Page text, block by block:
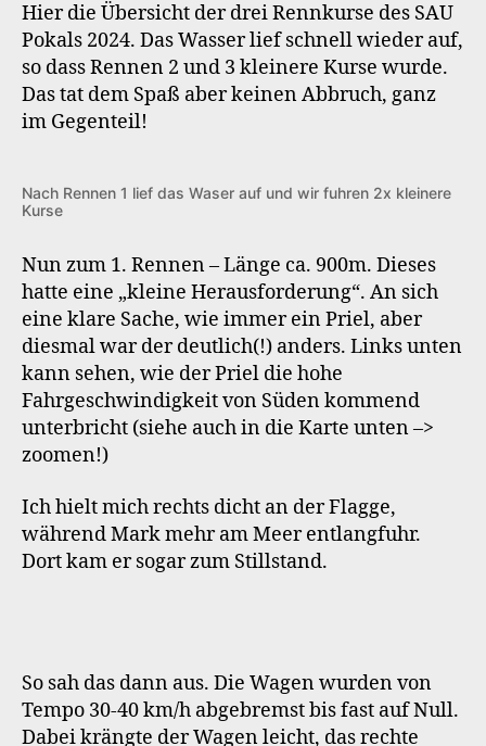
Hier die Übersicht der drei Rennkurse des SAU
Pokals 2024. Das Wasser lief schnell wieder auf,
so dass Rennen 2 und 3 kleinere Kurse wurde.
Das tat dem Spaß aber keinen Abbruch, ganz
im Gegenteil!
Nach Rennen 1 lief das Waser auf und wir fuhren 2x kleinere
Kurse
Nun zum 1. Rennen – Länge ca. 900m. Dieses
hatte eine „kleine Herausforderung“. An sich
eine klare Sache, wie immer ein Priel, aber
diesmal war der deutlich(!) anders. Links unten
kann sehen, wie der Priel die hohe
Fahrgeschwindigkeit von Süden kommend
unterbricht (siehe auch in die Karte unten –>
zoomen!)
Ich hielt mich rechts dicht an der Flagge,
während Mark mehr am Meer entlangfuhr.
Dort kam er sogar zum Stillstand.
So sah das dann aus. Die Wagen wurden von
Tempo 30-40 km/h abgebremst bis fast auf Null.
Dabei krängte der Wagen leicht, das rechte